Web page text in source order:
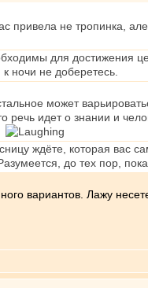
привела не тропинка,
для достижения
ночи не доберетесь.
может
идет о знании и
ждёте, которая вас
до тех пор,
вариантов. Лажу